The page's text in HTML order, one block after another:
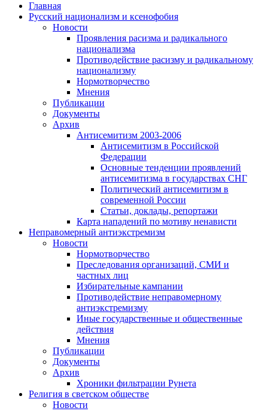
Главная
Русский национализм и ксенофобия
Новости
Проявления расизма и радикального
национализма
Противодействие расизму и радикальному
национализму
Нормотворчество
Мнения
Публикации
Документы
Архив
Антисемитизм 2003-2006
Антисемитизм в Российской
Федерации
Основные тенденции проявлений
антисемитизма в государствах СНГ
Политический антисемитизм в
современной России
Статьи, доклады, репортажи
Карта нападений по мотиву ненависти
Неправомерный антиэкстремизм
Новости
Нормотворчество
Преследования организаций, СМИ и
частных лиц
Избирательные кампании
Противодействие неправомерному
антиэкстремизму
Иные государственные и общественные
действия
Мнения
Публикации
Документы
Архив
Хроники фильтрации Рунета
Религия в светском обществе
Новости